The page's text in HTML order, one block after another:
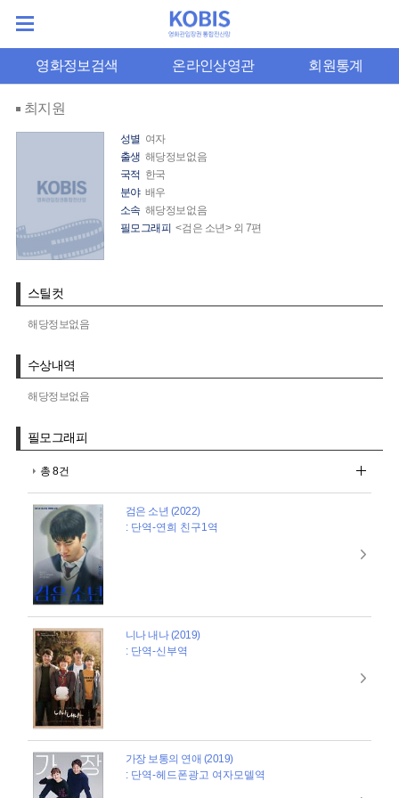
영화정보검색 온라인상영관 회원통계
최지원
성별 여자
출생 해당정보없음
국적 한국
분야 배우
소속 해당정보없음
필모그래피 <검은 소년> 외 7편
스틸컷
해당정보없음
수상내역
해당정보없음
필모그래피
총 8건
검은 소년 (2022)
: 단역-연희 친구1역
니나 내나 (2019)
: 단역-신부역
가장 보통의 연애 (2019)
: 단역-헤드폰광고 여자모델역